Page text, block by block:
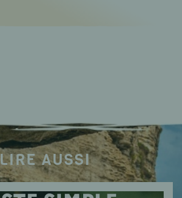
LIRE AUSSI